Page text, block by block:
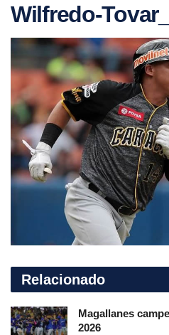
Wilfredo-
Relacionado
Magallanes
2026